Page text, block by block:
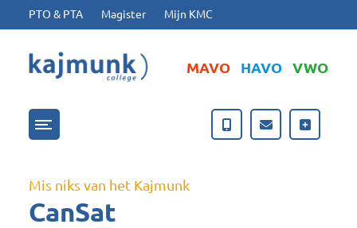
Ga naar hoofdinhoud
Ga naar footer
PTO & PTA Magister Mijn KMC
MAVO HAVO VWO
Menu openen/sluiten
Mis niks van het Kajmunk
CanSat